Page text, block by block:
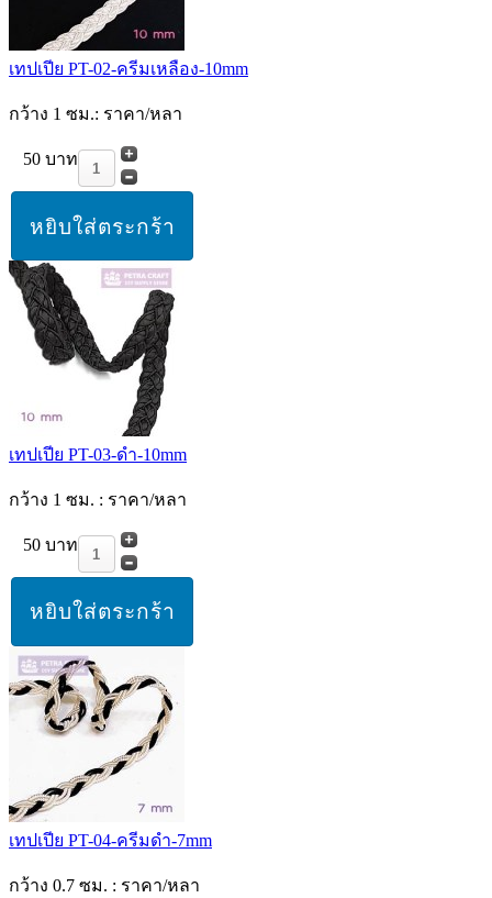
เทปเปีย PT-02-ครีมเหลือง-10mm
กว้าง 1 ซม.: ราคา/หลา
50 บาท
เทปเปีย PT-03-ดำ-10mm
กว้าง 1 ซม. : ราคา/หลา
50 บาท
เทปเปีย PT-04-ครีมดำ-7mm
กว้าง 0.7 ซม. : ราคา/หลา